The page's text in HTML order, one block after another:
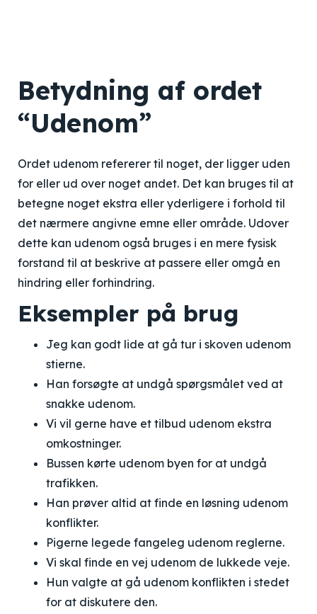
Betydning af ordet
“Udenom”
Ordet udenom refererer til noget, der ligger uden
for eller ud over noget andet. Det kan bruges til at
betegne noget ekstra eller yderligere i forhold til
det nærmere angivne emne eller område. Udover
dette kan udenom også bruges i en mere fysisk
forstand til at beskrive at passere eller omgå en
hindring eller forhindring.
Eksempler på brug
Jeg kan godt lide at gå tur i skoven udenom
stierne.
Han forsøgte at undgå spørgsmålet ved at
snakke udenom.
Vi vil gerne have et tilbud udenom ekstra
omkostninger.
Bussen kørte udenom byen for at undgå
trafikken.
Han prøver altid at finde en løsning udenom
konflikter.
Pigerne legede fangeleg udenom reglerne.
Vi skal finde en vej udenom de lukkede veje.
Hun valgte at gå udenom konflikten i stedet
for at diskutere den.